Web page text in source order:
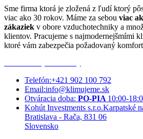
Sme firma ktorá je zložená z ľudí ktorý
viac ako 30 rokov. Máme za sebou viac
zákaziek v obore vzduchotechniky a
klientov. Pracujeme s najmodernejšmími
ktoré vám zabezpečia požadovaný
Telefón:+421 902 100 792
Email:info@klimujeme.sk
Otváracia doba: PO-PIA 10:00-
Kohút Investments s.r.o.Karpatské
Bratislava - Rača, 831 06
Slovensko